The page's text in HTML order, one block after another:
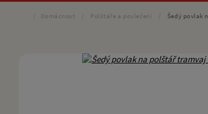
Domácnost Polštáře a povlečení Šedý povlak